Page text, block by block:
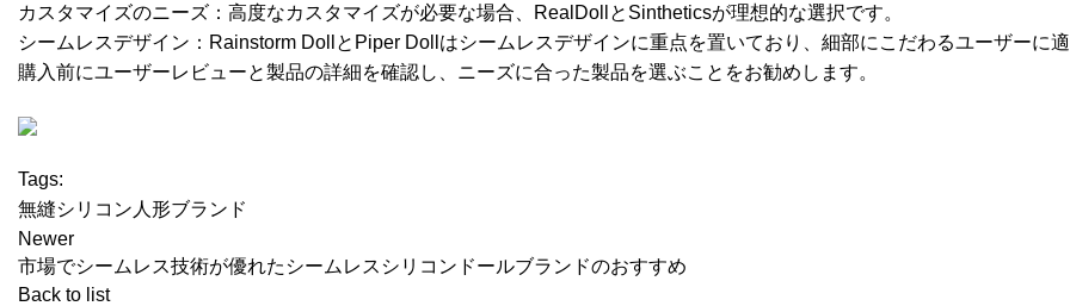
カスタマイズのニーズ：高度なカスタマイズが必要な場合、RealDollとSintheticsが理想的な選択です。
シームレスデザイン：Rainstorm DollとPiper Dollはシームレスデザインに重点を置いており、細部にこだわるユーザーに適
購入前にユーザーレビューと製品の詳細を確認し、ニーズに合った製品を選ぶことをお勧めします。
Tags:
無縫シリコン人形ブランド
Newer
市場でシームレス技術が優れたシームレスシリコンドールブランドのおすすめ
Back to list